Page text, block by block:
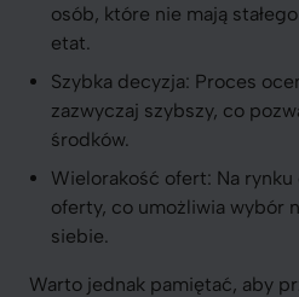
osób, które nie mają
etat.
Szybka decyzja: Proces
zazwyczaj szybszy, co
środków.
Wielorakość ofert: Na
oferty, co umożliwia wybór
siebie.
Warto jednak pamiętać, aby